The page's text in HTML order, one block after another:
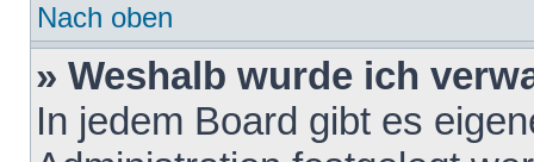
Nach oben
» Weshalb wurde ich
In jedem Board gibt es